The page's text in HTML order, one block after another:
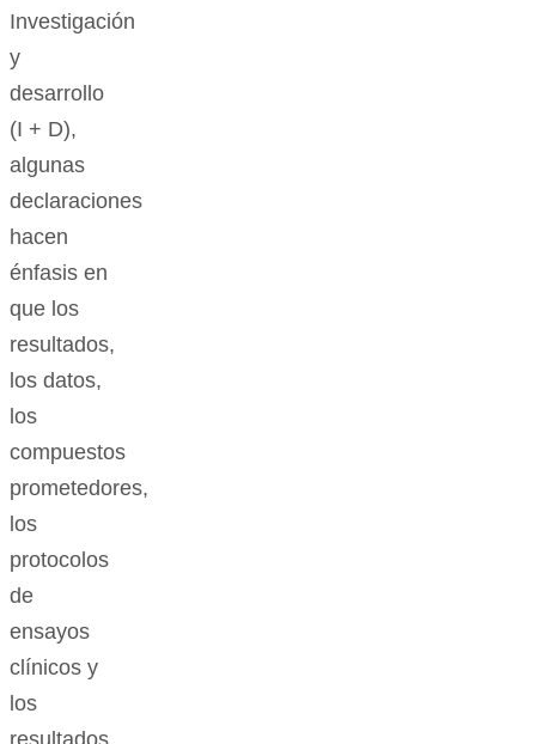
Investigación
y
desarrollo
(I + D),
algunas
declaraciones
hacen
énfasis en
que los
resultados,
los datos,
los
compuestos
prometedores,
los
protocolos
de
ensayos
clínicos y
los